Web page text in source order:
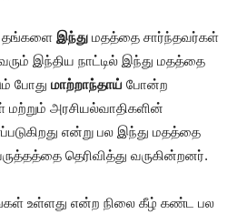
தங்களை இந்து மதத்தை சார்ந்தவர்கள்
இந்திய நாட்டில் இந்து மதத்தை
போது மாற்றாந்தாய் போன்ற
மற்றும் அரசியல்வாதிகளின்
என்று பல இந்து மதத்தை
தெரிவித்து வருகின்றனர்.
உள்ளது என்ற நிலை கீழ் கண்ட பல